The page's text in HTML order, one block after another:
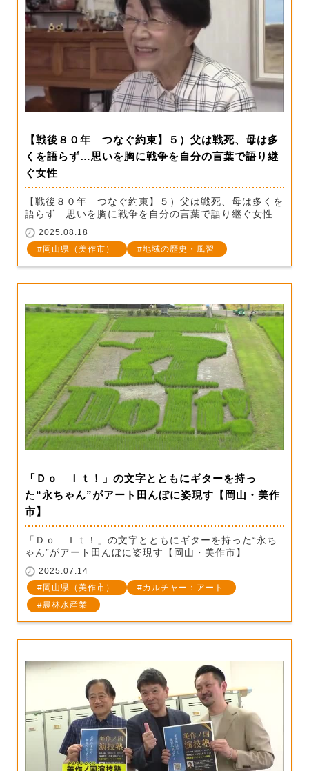
【戦後８０年 つなぐ約束】５）父は戦死、母は多
くを語らず…思いを胸に戦争を自分の言葉で語り継
ぐ女性
【戦後８０年 つなぐ約束】５）父は戦死、母は多くを
語らず…思いを胸に戦争を自分の言葉で語り継ぐ女性
2025.08.18
岡山県（美作市）
地域の歴史・風習
「Ｄｏ Ｉｔ！」の文字とともにギターを持っ
た“永ちゃん”がアート田んぼに姿現す【岡山・美作
市】
「Ｄｏ Ｉｔ！」の文字とともにギターを持った“永ち
ゃん”がアート田んぼに姿現す【岡山・美作市】
2025.07.14
岡山県（美作市）
カルチャー：アート
農林水産業